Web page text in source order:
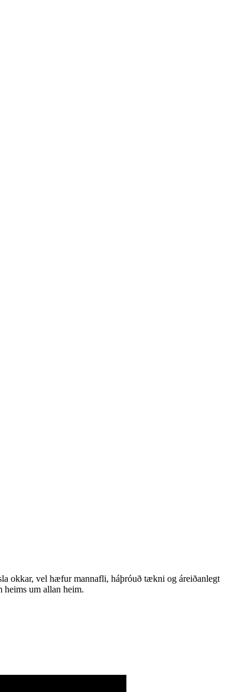
okkar, vel hæfur mannafli, háþróuð tækni og áreiðanlegt
um allan heim.